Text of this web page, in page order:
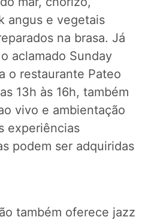
angus e vegetais
na brasa. Já
aclamado Sunday
o restaurante Pateo
13h às 16h, também
vivo e ambientação
experiências
podem ser adquiridas
também oferece jazz